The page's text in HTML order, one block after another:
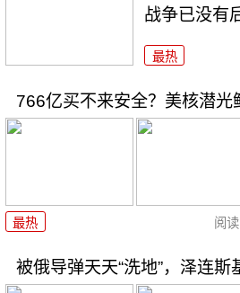
战争已没有
最热
766亿买不来安全？美核潜光
最热 阅读
被俄导弹天天“洗地”，泽连斯